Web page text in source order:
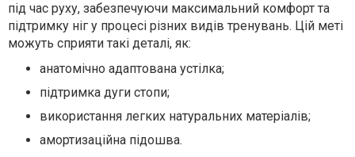
під час руху, забезпечуючи максимальний комфорт та
підтримку ніг у процесі різних видів тренувань. Цій меті
можуть сприяти такі деталі, як:
анатомічно адаптована устілка;
підтримка дуги стопи;
використання легких натуральних матеріалів;
амортизаційна підошва.